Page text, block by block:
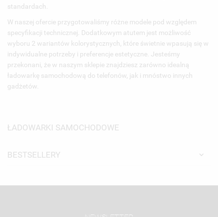
ŁADOWARKI SAMOCHODOWE
BESTSELLERY
standardach.
W naszej ofercie przygotowaliśmy różne modele pod względem
specyfikacji technicznej. Dodatkowym atutem jest możliwość
wyboru 2 wariantów kolorystycznych, które świetnie wpasują się w
indywidualne potrzeby i preferencje estetyczne. Jesteśmy
przekonani, że w naszym sklepie znajdziesz zarówno idealną
ładowarkę samochodową do telefonów, jak i mnóstwo innych
gadżetów.